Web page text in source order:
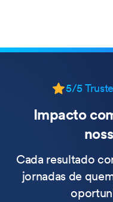
5/5
Impacto
Cada resultado
jornadas de